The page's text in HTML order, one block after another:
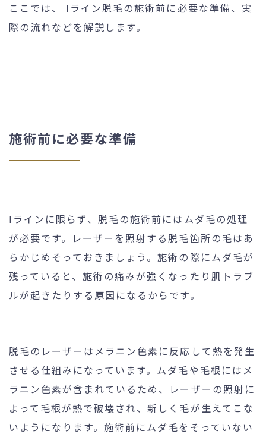
ここでは、 Iライン脱毛の施術前に必要な準備、実
際の流れなどを解説します。
施術前に必要な準備
Iラインに限らず、脱毛の施術前にはムダ毛の処理
が必要です。レーザーを照射する脱毛箇所の毛はあ
らかじめそっておきましょう。施術の際にムダ毛が
残っていると、施術の痛みが強くなったり肌トラブ
ルが起きたりする原因になるからです。
脱毛のレーザーはメラニン色素に反応して熱を発生
させる仕組みになっています。ムダ毛や毛根にはメ
ラニン色素が含まれているため、レーザーの照射に
よって毛根が熱で破壊され、新しく毛が生えてこな
いようになります。施術前にムダ毛をそっていない